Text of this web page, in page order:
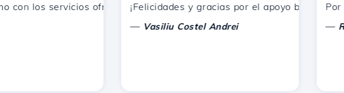
los servicios ofrecidos por Hostico. Los he recomendado a otros
¡Felicidades y gracias por el apoyo brindado!
Vasiliu Costel Andrei
Por